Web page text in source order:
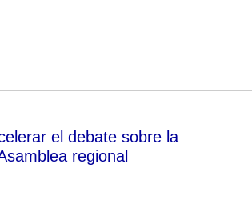
el debate sobre la
regional